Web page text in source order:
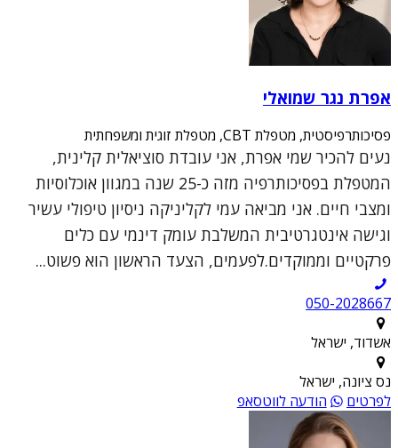
אפרת נגר שמואלי
פסיכותרפיסטית, מטפלת CBT, מטפלת זוגית ומשפחתית
נעים להכיר שמי אפרת, אני עובדת סוציאלית קלינית,
המטפלת בפסיכותרפיה מזה כ-25 שנה במגוון אוכלוסיות
ומצבי חיים. אני מביאה עמי לקליניקה ניסיון טיפולי עשיר
וגישה אינטגרטיבית המשלבת עומק דינמי עם כלים
פרקטיים וממוקדים.לפעמים, הצעד הראשון הוא פשוט...
050-2028667
אשדוד, ישראל
נס ציונה, ישראל
לפרטים
הודעה לווטסאפ